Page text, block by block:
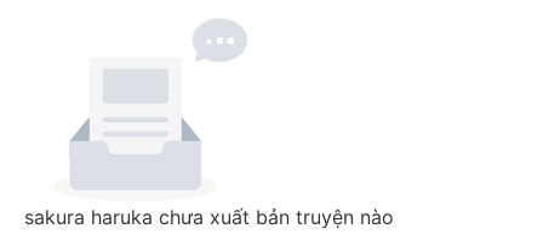
sakura haruka chưa xuất bản truyện nào